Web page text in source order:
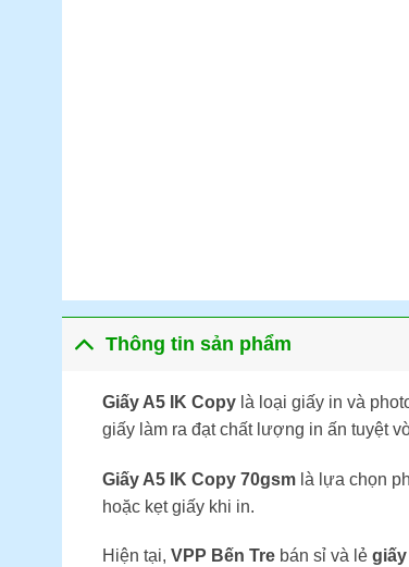
Thông tin sản phẩm
Giấy A5 IK Copy là loại giấy in và
giấy làm ra đạt chất lượng in ấn tuyệt
Giấy A5 IK Copy 70gsmlà lựa chọn
hoặc kẹt giấy khi in.
Hiện tại, VPP Bến Trebán sỉ và lẻ